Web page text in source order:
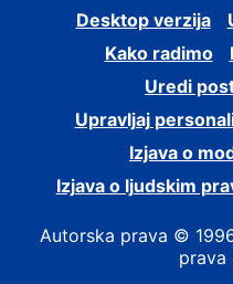
Desktop verzija
Kako radimo
Uredi
Upravljaj
Izjava o
Izjava o ljudskim
Autorska prava ©
prava